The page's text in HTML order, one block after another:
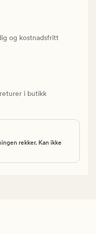
og kostnadsfritt
i butikk
rekker. Kan ikke